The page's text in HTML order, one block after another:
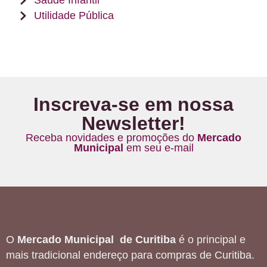
Utilidade Pública
Inscreva-se em nossa
Newsletter!
Receba novidades e promoções do Mercado
Municipal em seu e-mail
O Mercado Municipal de Curitiba é o principal e
mais tradicional endereço para compras de Curitiba.